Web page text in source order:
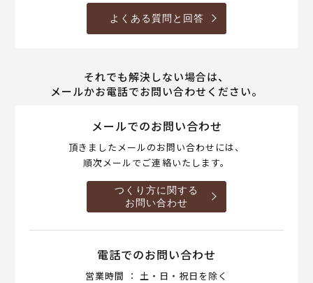
よくある質問と回答
それでも解決しない場合は、
メールかお電話でお問い合わせください。
メールでのお問い合わせ
頂きましたメールのお問い合わせには、
順次メールでご連絡いたします。
つくり方に関する
お問い合わせ
電話でのお問い合わせ
営業時間 ： 土・日・祝日を除く